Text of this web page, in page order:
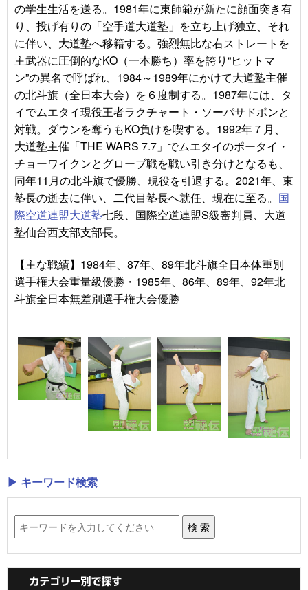
の学生生活を送る。1981年に東師範が新たに顔面突き有
り、投げ有りの「空手道大道塾」を立ち上げ独立、それ
に伴い、大道塾へ移籍する。強烈無比な右ストレートを
主武器に圧倒的なKO（一本勝ち）率を誇り“ヒットマ
ン”の異名で呼ばれ、1984～1989年にかけて大道塾主催
の北斗旗（全日本大会）を６度制する。1987年には、タ
イでムエタイ現役王者ラクチャート・ソーパサドポンと
対戦。ダウンを奪うもKO負けを喫する。1992年７月、
大道塾主催「THE WARS 7.7」でムエタイのポータイ・
チョーワイクンとグローブ戦を戦い引き分けとなるも、
同年11月の北斗旗で優勝、現役を引退する。2021年、東
塾長の逝去に伴い、二代目塾長へ就任、現在に至る。 国
際空道連盟大道塾七段、国際空道連盟S級審判員、大道
塾仙台西支部支部長。
【主な戦績】1984年、87年、89年北斗旗全日本体重別
選手権大会重量級優勝・1985年、86年、89年、92年北
斗旗全日本無差別選手権大会優勝
▶ キーワード検索